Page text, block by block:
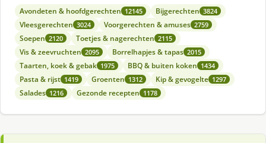
Avondeten & hoofdgerechten 12145 Bijgerechten 3824
Vleesgerechten 3024 Voorgerechten & amuses 2759
Soepen 2120 Toetjes & nagerechten 2115
Vis & zeevruchten 2095 Borrelhapjes & tapas 2015
Taarten, koek & gebak 1975 BBQ & buiten koken 1434
Pasta & rijst 1419 Groenten 1312 Kip & gevogelte 1297
Salades 1216 Gezonde recepten 1178